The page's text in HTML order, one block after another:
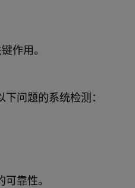
作用。
问题的系统检测：
靠性。